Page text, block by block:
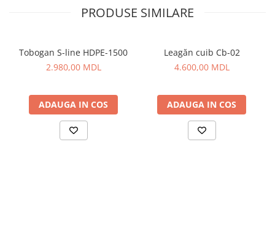
PRODUSE SIMILARE
Tobogan S-line HDPE-1500
2.980,00 MDL
ADAUGA IN COS
Leagăn cuib Cb-02
4.600,00 MDL
ADAUGA IN COS